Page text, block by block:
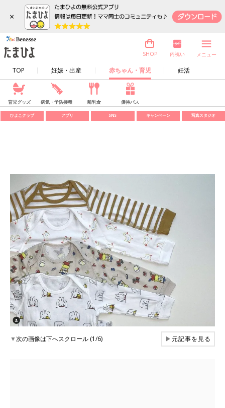
×
TOP 妊娠・出産 赤ちゃん・育児 妊活
SHOP 内祝い メニュー
育児グッズ 病気・予防接種 離乳食 優待パス
ひよこクラブ アプリ SNS キャンペーン 写真スタジオ
▼次の画像は下へスクロール (1/6) ▶元記事を見る